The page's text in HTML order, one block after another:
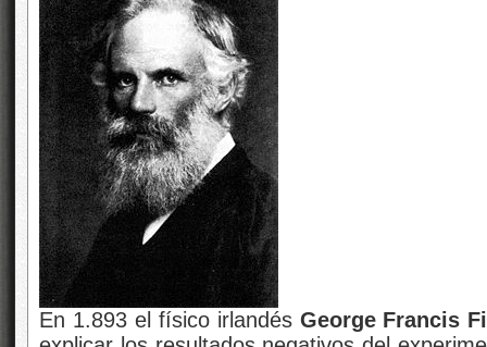
En 1.893 el físico irlandés George Francis